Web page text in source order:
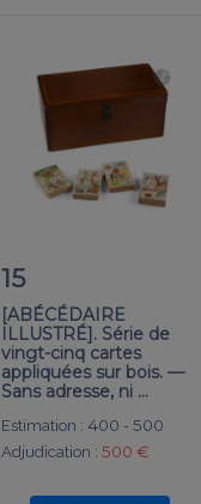
15
[ABÉCÉDAIRE
ILLUSTRÉ]. Série de
vingt-cinq cartes
appliquées sur bois. —
Sans adresse, ni …
Estimation : 400 - 500
Adjudication : 500 €